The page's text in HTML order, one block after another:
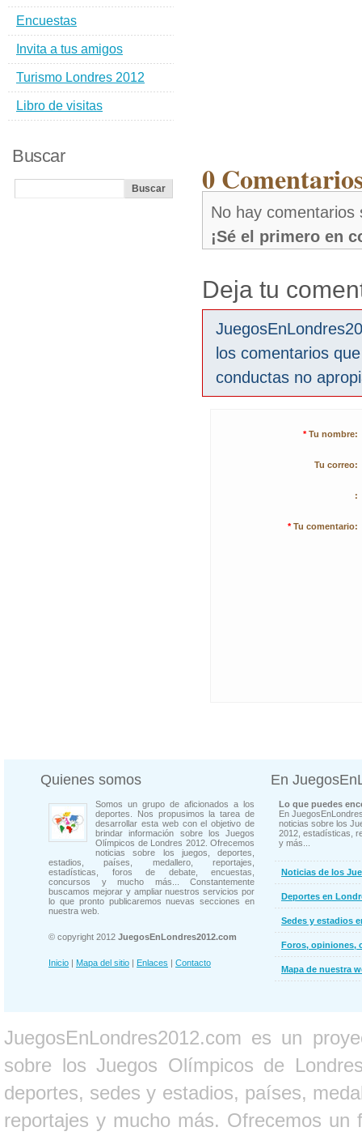
0
No hay comentarios
¡Sé el primero en
Deja tu
los comentarios
conductas no
* Tu nombre:
Tu correo:
:
* Tu comentario:
Encuestas
Invita a tus amigos
Turismo Londres 2012
Libro de visitas
Buscar
Quienes somos
Somos un grupo de aficionados a los
deportes. Nos propusimos la tarea de
desarrollar esta web con el objetivo de
brindar información sobre los Juegos
Olímpicos de Londres 2012. Ofrecemos
noticias sobre los juegos, deportes,
estadios, países, medallero, reportajes,
estadísticas, foros de debate, encuestas,
concursos y mucho más... Constantemente
buscamos mejorar y ampliar nuestros servicios por
lo que pronto publicaremos nuevas secciones en
nuestra web.
© copyright 2012 JuegosEnLondres2012.com
Inicio | Mapa del sitio | Enlaces | Contacto
En
Lo que puedes
En
noticias sobre los
2012, estadísticas,
y más...
Noticias de los
Deportes en
Sedes y estadios
Foros, opiniones,
Mapa de nuestra
JuegosEnLondres2012.com es un
sobre los Juegos Olímpicos de
deportes, sedes y estadios, países,
reportajes y mucho más. Ofrecemos un